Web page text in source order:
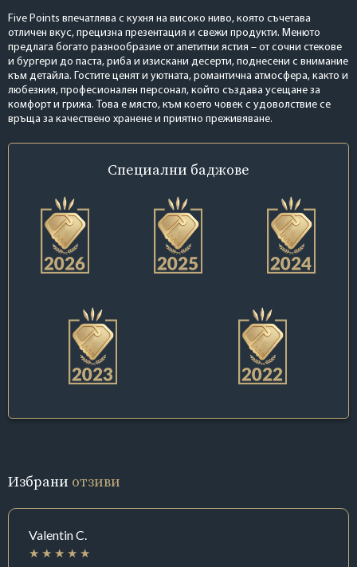
Five Points впечатлява с кухня на високо ниво, която съчетава
отличен вкус, прецизна презентация и свежи продукти. Менюто
предлага богато разнообразие от апетитни ястия – от сочни стекове
и бургери до паста, риба и изискани десерти, поднесени с внимание
към детайла. Гостите ценят и уютната, романтична атмосфера, както и
любезния, професионален персонал, който създава усещане за
комфорт и грижа. Това е място, към което човек с удоволствие се
връща за качествено хранене и приятно преживяване.
Специални баджове
Избрани отзиви
Valentin C.